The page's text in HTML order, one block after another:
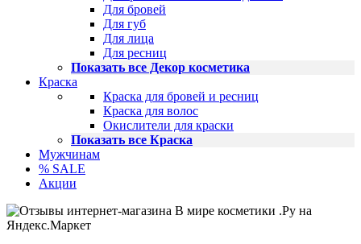
Для бровей
Для губ
Для лица
Для ресниц
Показать все Декор косметика
Краска
Краска для бровей и ресниц
Краска для волос
Окислители для краски
Показать все Краска
Мужчинам
% SALE
Акции